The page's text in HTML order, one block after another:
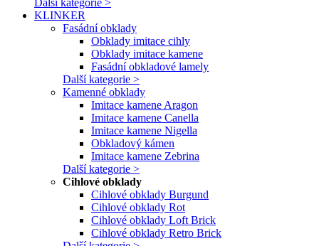
Další kategorie >
KLINKER
Fasádní obklady
Obklady imitace cihly
Obklady imitace kamene
Fasádní obkladové lamely
Další kategorie >
Kamenné obklady
Imitace kamene Aragon
Imitace kamene Canella
Imitace kamene Nigella
Obkladový kámen
Imitace kamene Zebrina
Další kategorie >
Cihlové obklady
Cihlové obklady Burgund
Cihlové obklady Rot
Cihlové obklady Loft Brick
Cihlové obklady Retro Brick